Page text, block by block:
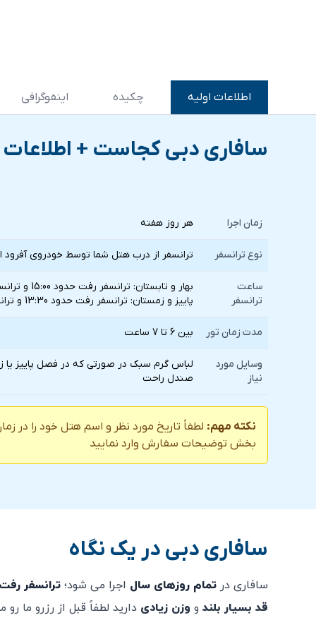
اطلاعات اولیه چکیده اینفوگرافی
سافاری دبی کجاست +
زمان اجرا هر روز هفته
نوع ترانسفر ترانسفر از درب هتل شما توسط خودروی آفرود
ساعت
ترانسفر
بهار و تابستان: ترانسفر رفت حدود 15:00 و ترانسفر برگشت حدود 21:00
پاییز و زمستان: ترانسفر رفت حدود 13:30 و ترانسفر برگشت حدود 20:00
مدت زمان تور بین 6 تا 7 ساعت
وسایل مورد
نیاز
لباس گرم سبک در صورتی که در فصل پاییز یا
صندل راحت
نکته مهم: لطفاً تاریخ مورد نظر و اسم هتل خود را در
بخش توضیحات سفارش وارد نمایید
سافاری دبی در یک نگاه
سافاری در تمام روزهای سال اجرا می شود؛ ترانسفر
قد بسیار بلند و وزن زیادی دارید لطفاً قبل از رزرو ما رو